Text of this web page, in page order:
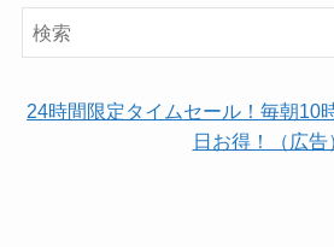
24時間限定タイムセール！毎朝10
日お得！（広告